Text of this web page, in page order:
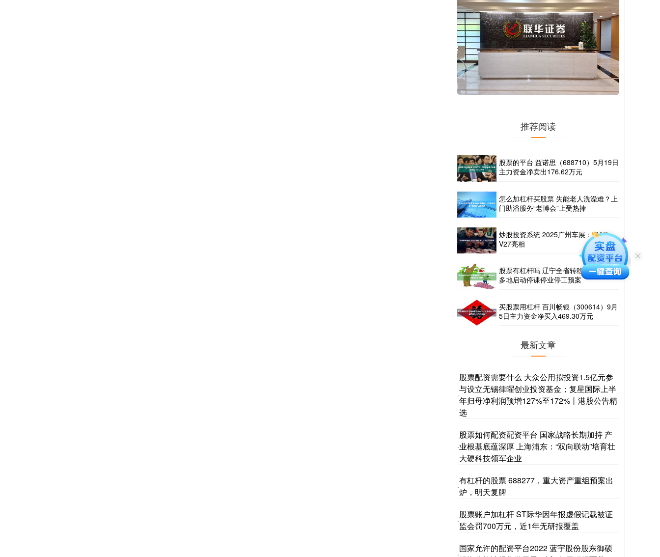
推荐阅读
股票的平台 益诺思（688710）5月19日
主力资金净卖出176.62万元
怎么加杠杆买股票 失能老人洗澡难？上
门助浴服务“老博会”上受热捧
炒股投资系统 2025广州车展：iCAR
V27亮相
股票有杠杆吗 辽宁全省转移17万余人，
多地启动停课停业停工预案
买股票用杠杆 百川畅银（300614）9月
5日主力资金净买入469.30万元
最新文章
·
股票配资需要什么 大众公用拟投资1.5亿元参
与设立无锡律曜创业投资基金；复星国际上半
年归母净利润预增127%至172%丨港股公告精
选
·
股票如何配资配资平台 国家战略长期加持 产
业根基底蕴深厚 上海浦东：“双向联动”培育壮
大硬科技领军企业
·
有杠杆的股票 688277，重大资产重组预案出
炉，明天复牌
·
股票账户加杠杆 ST际华因年报虚假记载被证
监会罚700万元，近1年无研报覆盖
·
国家允许的配资平台2022 蓝宇股份股东御硕